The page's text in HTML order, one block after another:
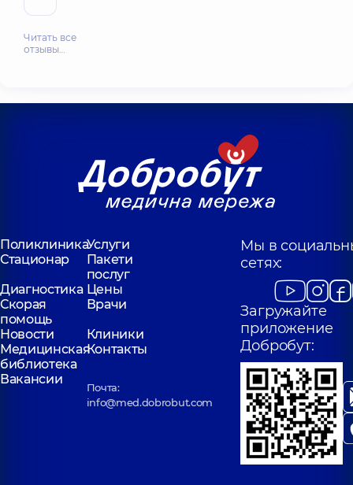
Читать все
отзывы…
ПоликлиникаУслуги
Стационар
Пакети
послуг
Диагностика Цены
Скорая
помощь
Врачи
Новости
Клиники
Медицинская
библиотека
Контакты
Вакансии
Почта:
info@med.dobrobut.com
Мы в
сетях:
Загружайте
приложение
Добробут: